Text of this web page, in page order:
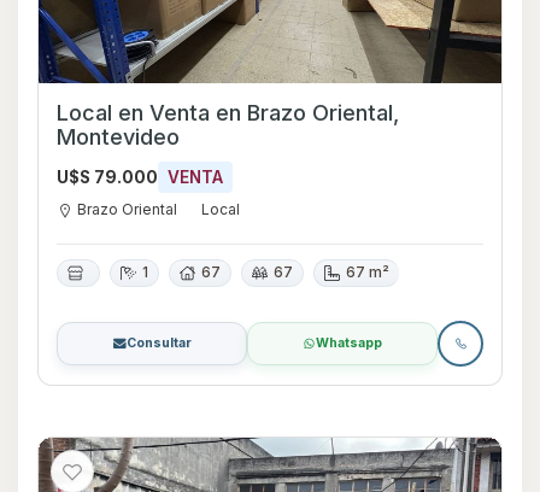
Local en Venta en Brazo Oriental,
Montevideo
U$S 79.000 VENTA
Brazo Oriental Local
1 67 67 67 m²
Consultar Whatsapp